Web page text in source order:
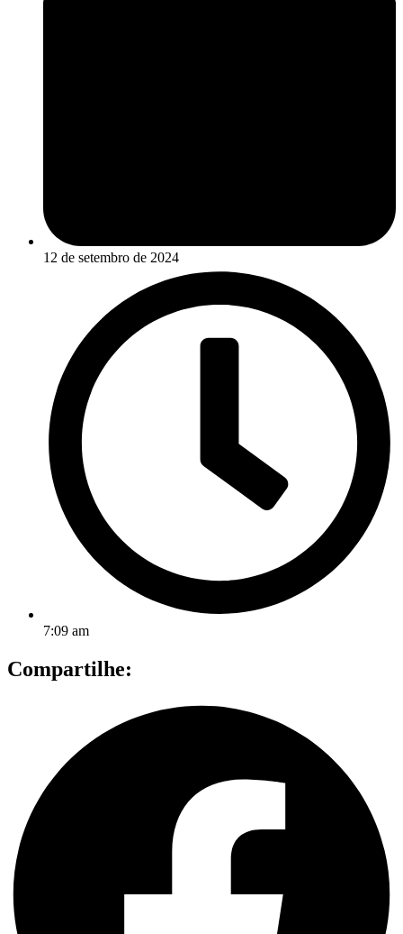
12 de setembro de 2024
7:09 am
Compartilhe: